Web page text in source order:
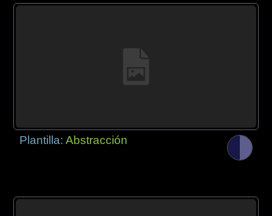
Plantilla:Abstracción